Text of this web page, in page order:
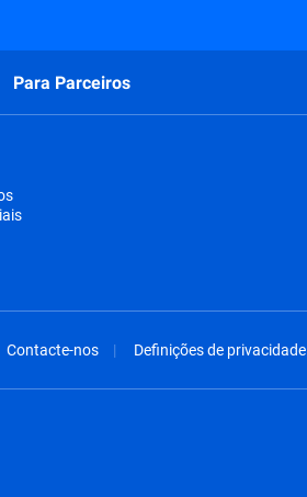
Para Parceiros
Contacte-nos Definições de privacidade